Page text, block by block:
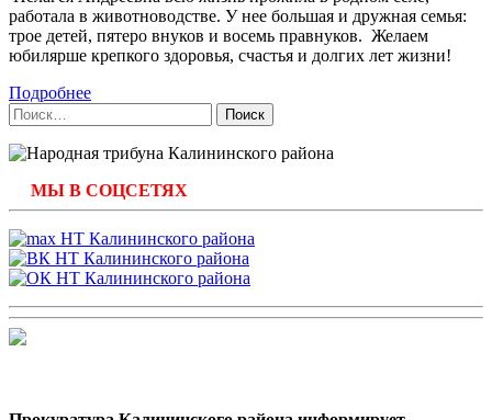
работала в животноводстве. У нее большая и дружная семья:
трое детей, пятеро внуков и восемь правнуков. Желаем
юбилярше крепкого здоровья, счастья и долгих лет жизни!
Подробнее
Найти:
МЫ В СОЦСЕТЯХ